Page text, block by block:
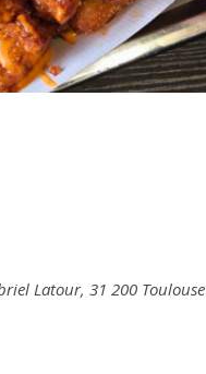
Latour, 31 200 Toulouse